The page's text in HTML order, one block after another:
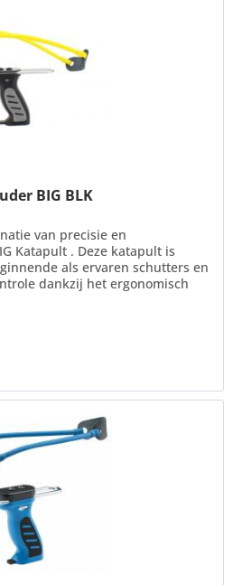
BIG BLK
van precisie en
Katapult . Deze katapult is
als ervaren schutters en
dankzij het ergonomisch